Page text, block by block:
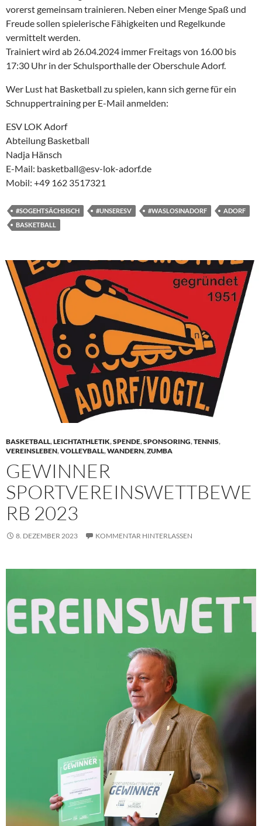
vorerst gemeinsam trainieren. Neben einer Menge Spaß und
Freude sollen spielerische Fähigkeiten und Regelkunde
vermittelt werden.
Trainiert wird ab 26.04.2024 immer Freitags von 16.00 bis
17:30 Uhr in der Schulsporthalle der Oberschule Adorf.
Wer Lust hat Basketball zu spielen, kann sich gerne für ein
Schnuppertraining per E-Mail anmelden:
ESV LOK Adorf
Abteilung Basketball
Nadja Hänsch
E-Mail: basketball@esv-lok-adorf.de
Mobil: +49 162 3517321
#SOGEHTSÄCHSISCH #UNSERESV #WASLOSINADORF
ADORF
BASKETBALL
BASKETBALL,LEICHTATHLETIK,SPENDE,SPONSORING,TENNIS,
VEREINSLEBEN,VOLLEYBALL,WANDERN,ZUMBA
GEWINNER
SPORTVEREINSWETTBEWE
RB 2023
8. DEZEMBER 2023 KOMMENTAR HINTERLASSEN